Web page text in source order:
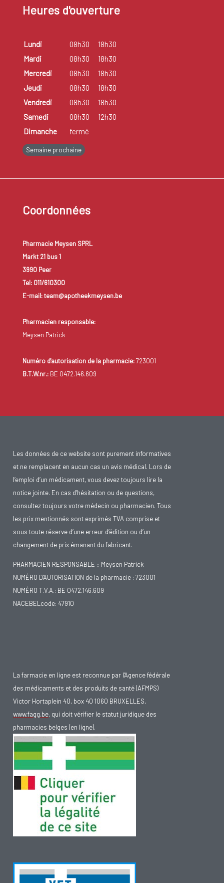
Heures d'ouverture
Lundi 08h30
18h30
Mardi
08h30
18h30
Mercredi
08h30
18h30
Jeudi
08h30
18h30
Vendredi
08h30
18h30
Samedi
08h30
12h30
Dimanche
fermé
Semaine prochaine
Coordonnées
Pharmacie Meysen SPRL
Markt 21 bus 1
3990 Peer
Tel: 011/610300
E-mail: team@apotheekmeysen.be
Pharmacien responsable:
Meysen Patrick
Numéro d'autorisation de la pharmacie:723001
B.T.W.nr.:BE 0472.146.609
Les données de ce website sont purement informatives
et ne remplacent en aucun cas un avis médical. Lors de
l’emploi d’un médicament, vous devez toujours lire la
notice jointe. En cas d’hésitation ou de questions,
consultez toujours votre médecin ou pharmacien. Tous
les prix mentionnés sont exprimés TVA comprise et
sous toute réserve d’une erreur d’édition ou d’un
changement de prix émanant du fabricant.
PHARMACIEN RESPONSABLE :: Meysen Patrick
NUMÉRO D'AUTORISATION de la pharmacie : 723001
NUMÉRO T.V.A.: BE 0472.146.609
NACEBELcode: 47910
La farmacie en ligne est reconnue par l'Agence fédérale
des médicaments et des produits de santé (AFMPS)
Victor Hortaplein 40, box 40 1060 BRUXELLES,
www.fagg.be, qui doit vérifier le statut juridique des
pharmacies belges (en ligne).